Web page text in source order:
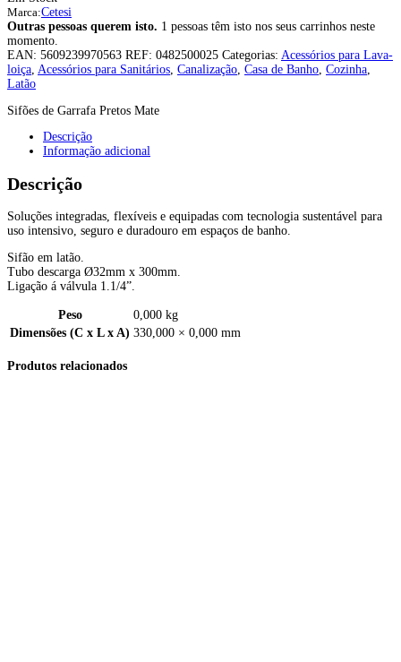
Marca:Cetesi
Outras pessoas querem isto. 1 pessoas têm isto nos seus carrinhos neste
momento.
EAN: 5609239970563 REF: 0482500025 Categorias: Acessórios para Lava-
loiça, Acessórios para Sanitários, Canalização, Casa de Banho, Cozinha,
Latão
Sifões de Garrafa Pretos Mate
Descrição
Informação adicional
Descrição
Soluções integradas, flexíveis e equipadas com tecnologia sustentável para
uso intensivo, seguro e duradouro em espaços de banho.
Sifão em latão.
Tubo descarga Ø32mm x 300mm.
Ligação á válvula 1.1/4”.
Peso
0,000 kg
Dimensões (C x L x A) 330,000 × 0,000 mm
Produtos relacionados